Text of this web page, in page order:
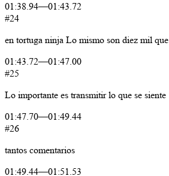
01:38.94—01:43.72
#24
en tortuga ninja Lo mismo son diez mil que
01:43.72—01:47.00
#25
Lo importante es transmitir lo que se siente
01:47.70—01:49.44
#26
tantos comentarios
01:49.44—01:51.53